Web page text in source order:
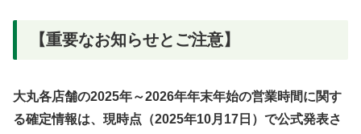
【重要なお知らせとご注意】
大丸各店舗の2025年～2026年年末年始の営業時間に関す
る確定情報は、現時点（2025年10月17日）で公式発表さ